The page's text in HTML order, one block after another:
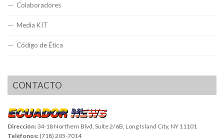
Colaboradores
Media KIT
Código de Ética
CONTACTO
Dirección: 34-18 Northern Blvd, Suite 2/6B, Long Island City, NY 11101
Teléfonos: (718) 205-7014